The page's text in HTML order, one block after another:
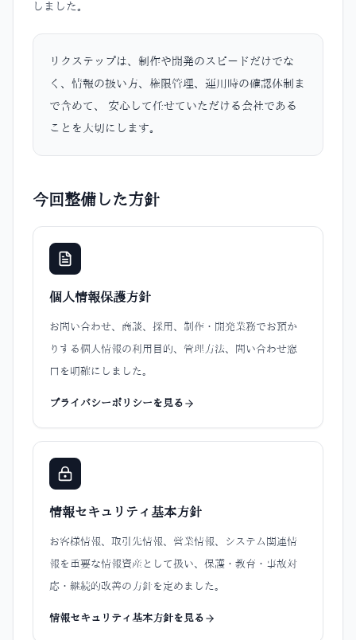
しました。
リクステップは、制作や開発のスピードだけでな
く、情報の扱い方、権限管理、運用時の確認体制ま
で含めて、 安心して任せていただける会社である
ことを大切にします。
今回整備した方針
個人情報保護方針
お問い合わせ、商談、採用、制作・開発業務でお預か
りする個人情報の利用目的、管理方法、問い合わせ窓
口を明確にしました。
プライバシーポリシーを見る
情報セキュリティ基本方針
お客様情報、取引先情報、営業情報、システム関連情
報を重要な情報資産として扱い、保護・教育・事故対
応・継続的改善の方針を定めました。
情報セキュリティ基本方針を見る